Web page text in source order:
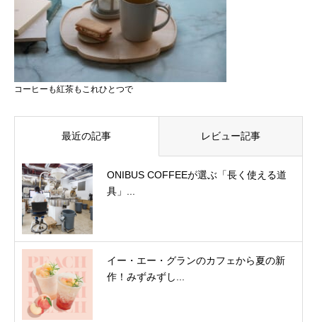
コーヒーも紅茶もこれひとつで
最近の記事 レビュー記事
ONIBUS COFFEEが選ぶ「長く使える道
具」...
イー・エー・グランのカフェから夏の新
作！みずみずし...